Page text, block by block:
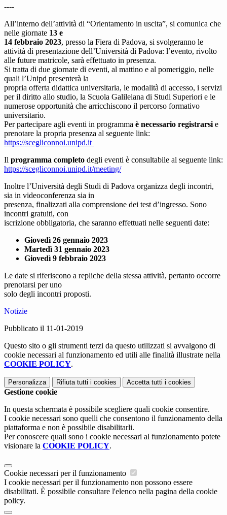
----
All’interno dell’attività di “Orientamento in uscita”, si comunica che
nelle giornate 13 e
14 febbraio 2023, presso la Fiera di Padova, si svolgeranno le
attività di presentazione dell’Università di Padova: l’evento, rivolto
alle future matricole, sarà effettuato in presenza.
Si tratta di due giornate di eventi, al mattino e al pomeriggio, nelle
quali l’Unipd presenterà la
propria offerta didattica universitaria, le modalità di accesso, i servizi
per il diritto allo studio, la Scuola Galileiana di Studi Superiori e le
numerose opportunità che arricchiscono il percorso formativo
universitario.
Per partecipare agli eventi in programma è necessario registrarsi e
prenotare la propria presenza al seguente link:
https://scegliconnoi.unipd.it
Il programma completo degli eventi è consultabile al seguente link:
https://scegliconnoi.unipd.it/meeting/
Inoltre l’Università degli Studi di Padova organizza degli incontri,
sia in videoconferenza sia in
presenza, finalizzati alla comprensione dei test d’ingresso. Sono
incontri gratuiti, con
iscrizione obbligatoria, che saranno effettuati nelle seguenti date:
Giovedì 26 gennaio 2023
Martedì 31 gennaio 2023
Giovedì 9 febbraio 2023
Le date si riferiscono a repliche della stessa attività, pertanto occorre
prenotarsi per uno
solo degli incontri proposti.
Notizie
Pubblicato il 11-01-2019
Questo sito o gli strumenti terzi da questo utilizzati si avvalgono di
cookie necessari al funzionamento ed utili alle finalità illustrate nella
COOKIE POLICY.
Personalizza Rifiuta tutti i cookies Accetta tutti i cookies
Gestione cookie
In questa schermata è possibile scegliere quali cookie consentire.
I cookie necessari sono quelli che consentono il funzionamento della
piattaforma e non è possibile disabilitarli.
Per conoscere quali sono i cookie necessari al funzionamento potete
visionare la COOKIE POLICY.
Cookie necessari per il funzionamento
I cookie necessari per il funzionamento non possono essere
disabilitati. È possibile consultare l'elenco nella pagina della cookie
policy.